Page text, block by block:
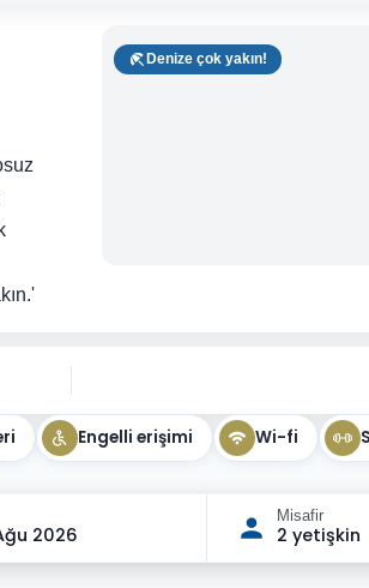
Denize çok yakın!
Engelli erişimi Wi-fi
2026
Misafir
2 yetişkin